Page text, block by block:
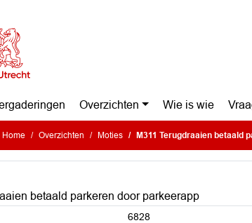
Overzichten Wie is wie
Home Overzichten Moties M311 Terugdraaien betaald
betaald parkeren door parkeerapp
6828